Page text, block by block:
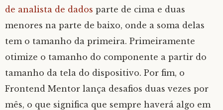
de analista de dados parte de cima e duas
menores na parte de baixo, onde a soma delas
tem o tamanho da primeira. Primeiramente
otimize o tamanho do componente a partir do
tamanho da tela do dispositivo. Por fim, o
Frontend Mentor lança desafios duas vezes por
mês, o que significa que sempre haverá algo em